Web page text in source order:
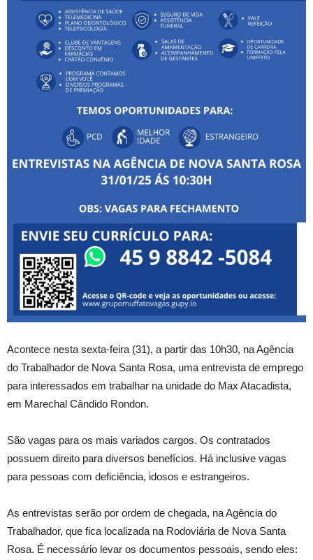
Acontece nesta sexta-feira (31), a partir das 10h30, na Agência
do Trabalhador de Nova Santa Rosa, uma entrevista de emprego
para interessados em trabalhar na unidade do Max Atacadista,
em Marechal Cândido Rondon.
São vagas para os mais variados cargos. Os contratados
possuem direito para diversos benefícios. Há inclusive vagas
para pessoas com deficiência, idosos e estrangeiros.
As entrevistas serão por ordem de chegada, na Agência do
Trabalhador, que fica localizada na Rodoviária de Nova Santa
Rosa. É necessário levar os documentos pessoais, sendo eles: